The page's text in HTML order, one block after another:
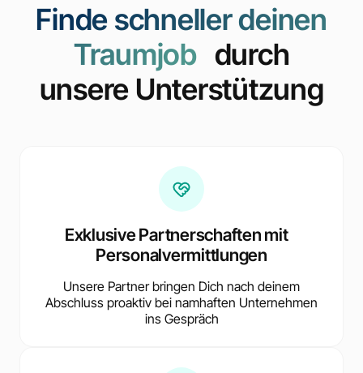
Finde schneller deinen
Traumjobdurch
unsere Unterstützung
Exklusive Partnerschaften mit
Personalvermittlungen
Unsere Partner bringen Dich nach deinem
Abschluss proaktiv bei namhaften Unternehmen
ins Gespräch